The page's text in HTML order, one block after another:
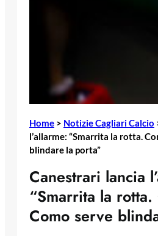
Home > Notizie Cagliari Calcio
l’allarme: “Smarrita la rotta.
blindare la porta”
Canestrari lancia
“Smarrita la
Como serve